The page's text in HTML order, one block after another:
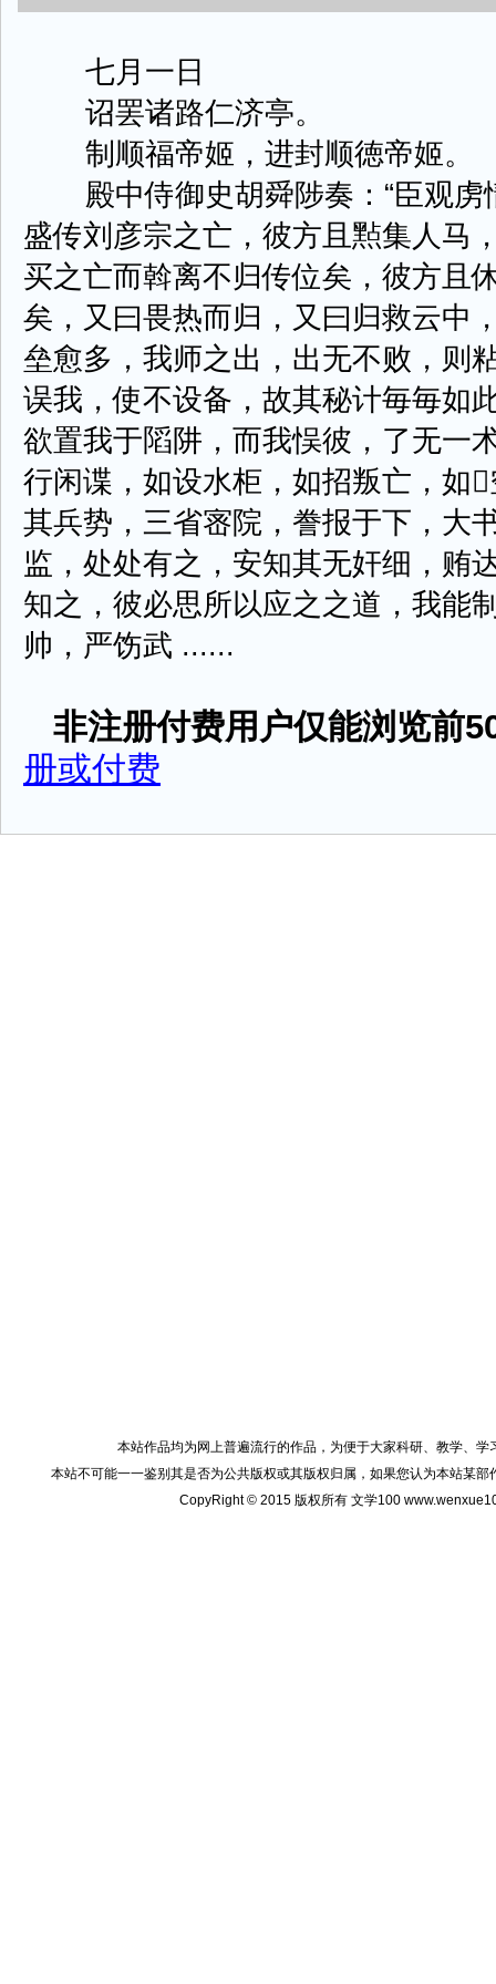
七月一日
诏罢诸路仁济亭。
制顺福帝姬，进封顺徳帝姬。
殿中侍御史胡舜陟奏：“臣观虏
盛传刘彦宗之亡，彼方且㸃集人马
买之亡而斡离不归传位矣，彼方且
矣，又曰畏热而归，又曰归救云中
垒愈多，我师之出，出无不败，则
误我，使不设备，故其秘计毎毎如
欲置我于䧟阱，而我悮彼，了无一
行闲谍，如设水柜，如招叛亡，如
其兵势，三省宻院，誊报于下，大
监，处处有之，安知其无奸细，贿
知之，彼必思所以应之之道，我能
帅，严饬武 ......
非注册付费用户仅能浏览前
册或付费
本站作品均为网上普遍流行的作品，为便于大家科研、教学、
本站不可能一一鉴别其是否为公共版权或其版权归属，如果您认为本站某
CopyRight © 2015 版权所有 文学100